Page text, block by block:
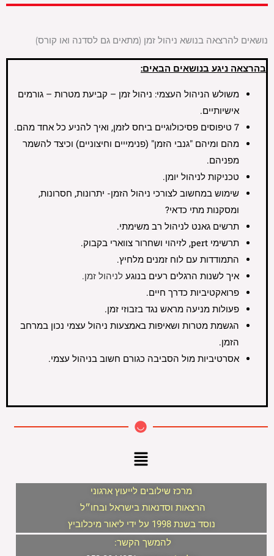
נושאים להרצאה בנושא ניהול זמן (מתאים גם לסדנה ואו קורס)
בהרצאה ניגע בנושאים הבאים:
משולש הניהול העצמי: ניהול זמן – קביעת מטרות – גורמים
אישיותיים.
7 טיפוסים פסיכולוגיים ביחס לזמן, ואיך להניע כל אחד מהם.
מהם ומיהם "גנבי הזמן" (פנימייים וחיצוניים) וכיצד להשמר
מפניהם.
טכניקות לניהול יומן.
שימוש במחשוב לצורכי ניהול הזמן- יתרונות, חסרונות,
ומסקנות מתי כדאי?
תרשים גאנט לניהול רב משימתי.
תרשימי pert, לזיהוי ושחרור צווארי בקבוק.
התמודדות עם לוח זמנים מלחיץ.
איך לשנות הרגלים רעים בנוגע לניהול זמן.
פרואקטיביות כדרך חיים.
פעולות מניעה מראש נגד בזבוזי זמן.
הגשמת מטרות ושאיפות באמצעות ניהול עצמי נכון במרחב
הזמן.
אסרטיביות מול הסביבה כגורם חשוב בניהול עצמי.
תפריט
מרכז שילובים לייעוץ ארגוני
הרצאות וסדנאות בישראל ובחו״ל
נוסד בשנת 1998
על ידי ליאור מיכלוביץ
להמשך הקשר: